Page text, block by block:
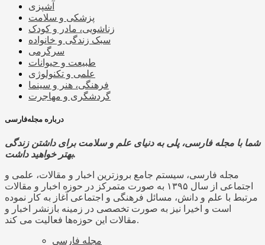
آشپزی
پزشکی و سلامت
زناشویی، مادر و کودک
سبک زندگی و خانواده
سرگرمی
طبیعت و حیوانات
علمی و تکنولوژی
فرهنگی، هنر و سینما
گردشگری و مهاجرت
درباره مجله‌فارسی
شما با مجله فارسی، پلی به دنیای علم و سلامت برای داشتن زندگی
بهتر خواهید داشت.
مجله فارسی، سیستم جامع بروزترین اخبار و مقالات، علمی و
اجتماعی از سال ۱۳۹۵ به صورت متمرکز در حوزه اخبار و مقالات
مرتبط با علم و دانش، مسائل فرهنگی و اجتماعی آغاز به کار نموده
است و اخیرا نیز به صورت تخصصی در زمینه بازنشر اخبار و
مقالات این حوزه‌ها فعالیت می کند.
مجله فارسی